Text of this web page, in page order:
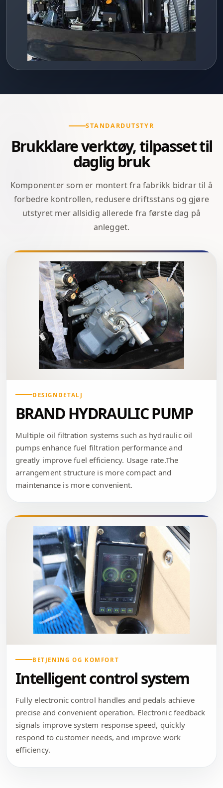
STANDARDUTSTYR
Brukklare verktøy, tilpasset til
daglig bruk
Komponenter som er montert fra fabrikk bidrar til å
forbedre kontrollen, redusere driftsstans og gjøre
utstyret mer allsidig allerede fra første dag på
anlegget.
DESIGNDETALJ
BRAND HYDRAULIC PUMP
Multiple oil filtration systems such as hydraulic oil
pumps enhance fuel filtration performance and
greatly improve fuel efficiency. Usage rate.The
arrangement structure is more compact and
maintenance is more convenient.
BETJENING OG KOMFORT
Intelligent control system
Fully electronic control handles and pedals achieve
precise and convenient operation. Electronic feedback
signals improve system response speed, quickly
respond to customer needs, and improve work
efficiency.